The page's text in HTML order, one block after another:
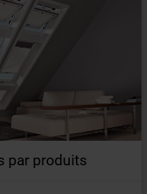
par produits